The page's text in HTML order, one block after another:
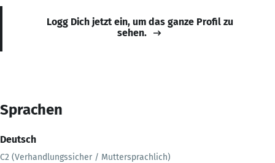
Logg Dich jetzt ein, um das ganze Profil zu
sehen.
Sprachen
Deutsch
C2 (Verhandlungssicher / Muttersprachlich)